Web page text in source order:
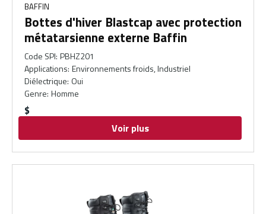
BAFFIN
Bottes d'hiver Blastcap avec protection
métatarsienne externe Baffin
Code SPI: PBHZ201
Applications: Environnements froids, Industriel
Diélectrique: Oui
Genre: Homme
$
Voir plus